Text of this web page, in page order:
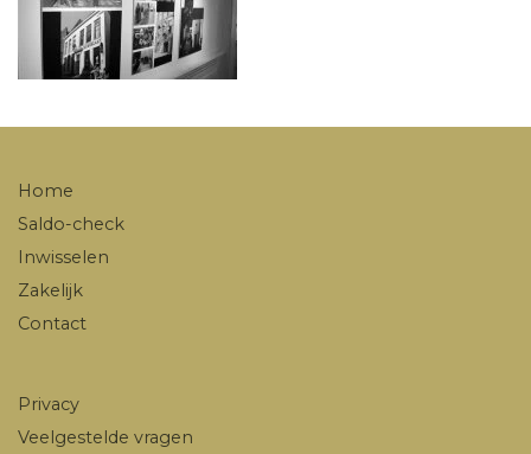
Home
Saldo-check
Inwisselen
Zakelijk
Contact
Privacy
Veelgestelde vragen